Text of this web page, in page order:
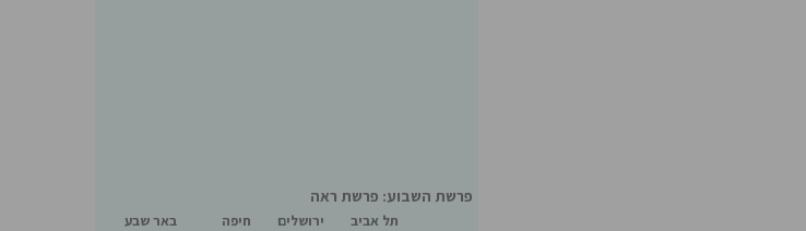
פרשת השבוע: פרשת ראה
תל אביב
ירושלים
חיפה
באר שבע